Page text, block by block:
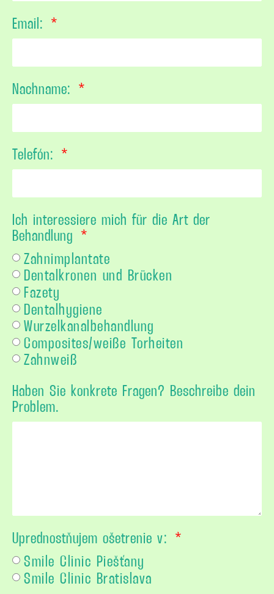
Email:
Nachname:
Telefón:
Ich interessiere mich für die Art der
Behandlung
Zahnimplantate
Dentalkronen und Brücken
Fazety
Dentalhygiene
Wurzelkanalbehandlung
Composites/weiße Torheiten
Zahnweiß
Haben Sie konkrete Fragen? Beschreibe dein
Problem.
Uprednostňujem ošetrenie v:
Smile Clinic Piešťany
Smile Clinic Bratislava